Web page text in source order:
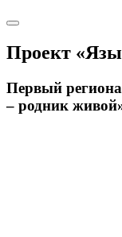
Проект
Первый
– родник